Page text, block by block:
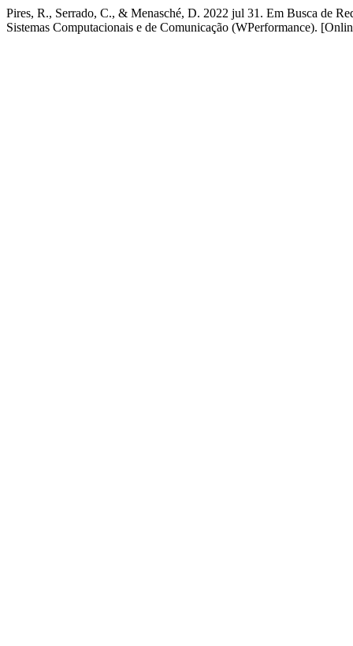
Pires, R., Serrado, C., & Menasché, D. 2022 jul 31. Em Busca de
Sistemas Computacionais e de Comunicação (WPerformance).